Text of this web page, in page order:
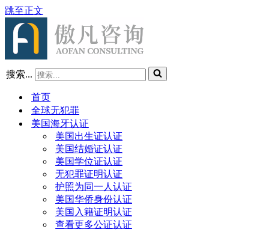
跳至正文
搜索...
首页
全球无犯罪
美国海牙认证
美国出生证认证
美国结婚证认证
美国学位证认证
无犯罪证明认证
护照为同一人认证
美国华侨身份认证
美国入籍证明认证
查看更多公证认证